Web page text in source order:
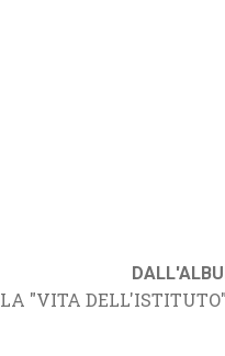
LA "VITA